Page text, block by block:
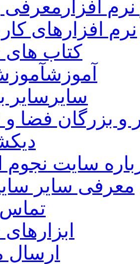
افزار معرفی
نرم افزارهای
کتاب های
آموزش
سایر سایر
و بزرگان فضا و
سایت نجوم
معرفی سایر
تماس
ارسال